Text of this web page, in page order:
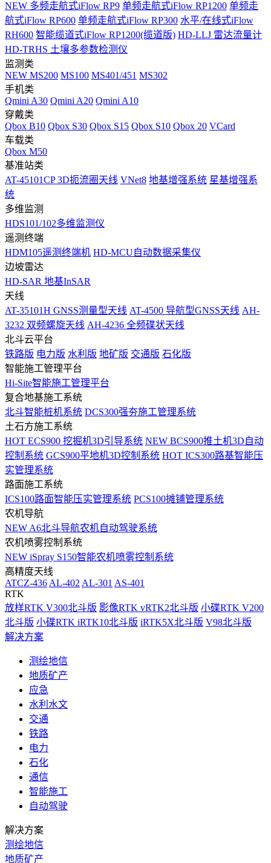
NEW 多频走航式iFlow RP9 单频走航式iFlow RP1200 单频走
航式iFlow RP600 单频走航式iFlow RP300 水平/在线式iFlow
RH600 智能缆道式iFlow RP1200(缆道版) HD-LLJ 雷达流量计
HD-TRHS 土壤多参数检测仪
监测类
NEW MS200 MS100 MS401/451 MS302
手机类
Qmini A30 Qmini A20 Qmini A10
穿戴类
Qbox B10 Qbox S30 Qbox S15 Qbox S10 Qbox 20 VCard
车载类
Qbox M50
基准站类
AT-45101CP 3D扼流圈天线 VNet8 地基增强系统 星基增强系
统
多维监测
HDS101/102多维监测仪
遥测终端
HDM105遥测终端机 HD-MCU自动数据采集仪
边坡雷达
HD-SAR 地基InSAR
天线
AT-35101H GNSS测量型天线 AT-4500 导航型GNSS天线 AH-
3232 双频螺旋天线 AH-4236 全频碟状天线
北斗云平台
铁路版 电力版 水利版 地矿版 交通版 石化版
智能施工管理平台
Hi-Site智能施工管理平台
复合地基施工系统
北斗智能桩机系统 DCS300强夯施工管理系统
土石方施工系统
HOT ECS900 挖掘机3D引导系统 NEW BCS900推土机3D自动
控制系统 GCS900平地机3D控制系统 HOT ICS300路基智能压
实管理系统
路面施工系统
ICS100路面智能压实管理系统 PCS100摊铺管理系统
农机导航
NEW A6北斗导航农机自动驾驶系统
农机喷雾控制系统
NEW iSpray S150智能农机喷雾控制系统
高精度天线
ATCZ-436 AL-402 AL-301 AS-401
RTK
放样RTK V300北斗版 影像RTK vRTK2北斗版 小碟RTK V200
北斗版 小碟RTK iRTK10北斗版 iRTK5X北斗版 V98北斗版
解决方案
测绘地信
地质矿产
应急
水利水文
交通
铁路
电力
石化
通信
智能施工
自动驾驶
解决方案
测绘地信
地质矿产